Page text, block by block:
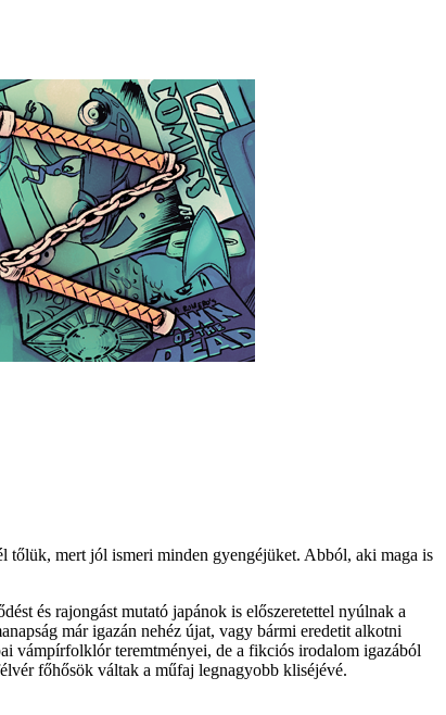
mert jól ismeri minden gyengéjüket. Abból, aki maga is
és rajongást mutató japánok is előszeretettel nyúlnak a
már igazán nehéz újat, vagy bármi eredetit alkotni
vámpírfolklór teremtményei, de a fikciós irodalom igazából
főhősök váltak a műfaj legnagyobb kliséjévé.